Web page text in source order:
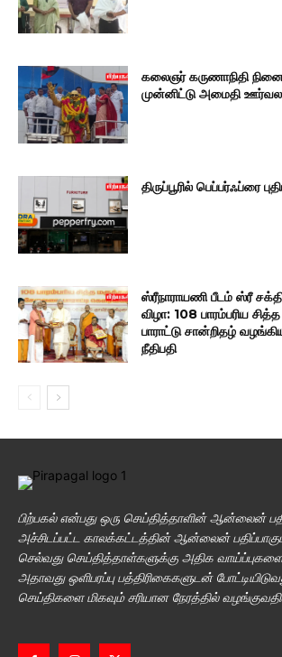
கலைஞர் கருணாநிதி
முன்னிட்டு அமைதி
திருப்பூரில் பெப்பர்ஃப்ரை
ஸ்ரீநாராயணி பீடம் ஸ்ரீ
விழா: 108 பாரம்பரிய
பாராட்டு சான்றிதழ்
நீதிபதி
பிற்பகல் என்பது ஒரு செய்தித்தாளின் ஆன்லைன்
அச்சிடப்பட்ட காலக்கட்டத்தின் ஆன்லைன்
செல்வது செய்தித்தாள்களுக்கு அதிக வாய்ப்புகளை
அதாவது ஒளிபரப்பு பத்திரிகைகளுடன்
செய்திகளை மிகவும் சரியான நேரத்தில்